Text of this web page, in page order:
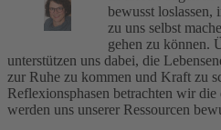
bewusst loslassen,
zu uns selbst
gehen zu können.
unterstützen uns dabei, die
zur Ruhe zu kommen und Kraft zu
Reflexionsphasen betrachten wir
werden uns unserer Ressourcen